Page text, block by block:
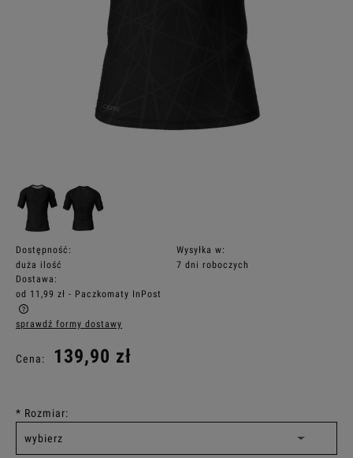
Dostępność:
duża ilość
Wysyłka w:
7 dni roboczych
Dostawa:
od 11,99 zł - Paczkomaty InPost
Cena nie zawiera ewentualnych kosztów płatności
sprawdź formy dostawy
Cena: 139,90 zł
* Rozmiar: